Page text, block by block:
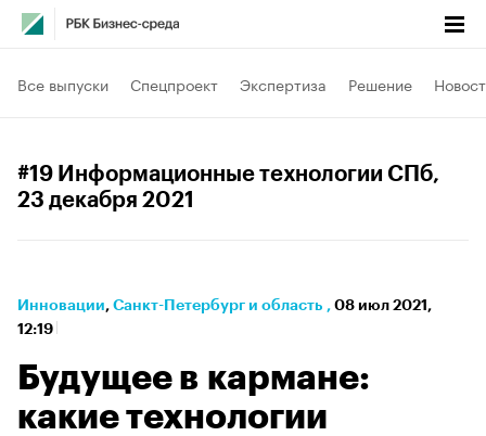
Все выпуски Спецпроект Экспертиза Решение
#19 Информационные технологии СПб,
23 декабря 2021
Инновации⁠, Санкт-Петербург и область , 08 июл 2021,
12:19
Будущее в кармане:
какие технологии